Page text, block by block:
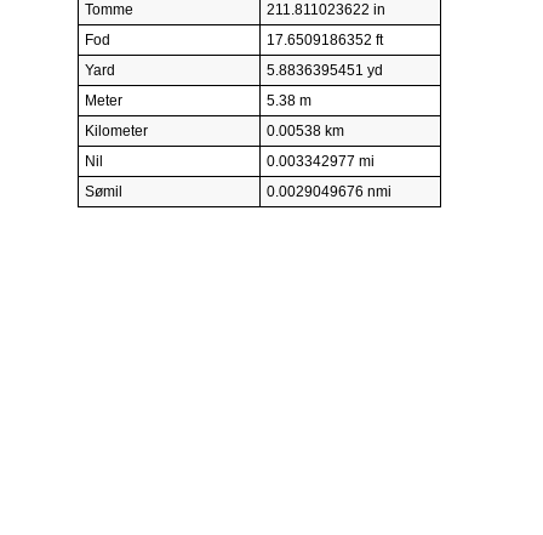
Tomme
211.811023622 in
Fod
17.6509186352 ft
Yard
5.8836395451 yd
Meter
5.38 m
Kilometer
0.00538 km
Nil
0.003342977 mi
Sømil
0.0029049676 nmi